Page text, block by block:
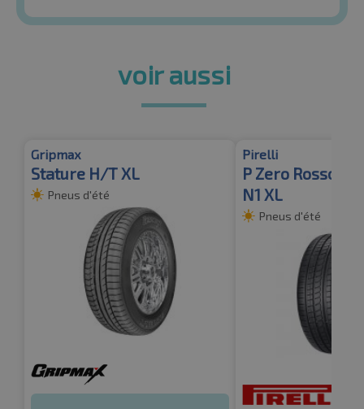
voir aussi
Gripmax
Stature H/T XL
Pneus d'été
Pirelli
P Zero Rosso
N1 XL
Pneus d'été